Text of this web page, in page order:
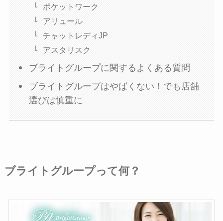
ポケットワーク
アリュール
チャットレディJP
アスタリスク
ブライトグループに関するよくある質問
ブライトグループはやばくない！でも店舗
選びは慎重に
ブライトグループって何？